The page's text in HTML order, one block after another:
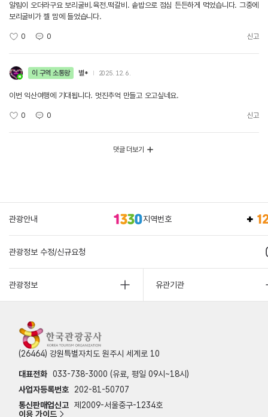
알림이 오더라구요 보리굴비.육전.떡갈비. 솥밥으로 점심 든든하게 먹었습니다. 그중에
보리굴비가 젤 맘에 들었습니다.
0 0 신고
이 구역 소통왕 별* 2025. 12. 6.
이번 익산여행에 기대됩니다. 멋진추억 만들고 오고싶네요.
0 0 신고
댓글 더보기
관광안내 지역번호
관광정보 수정/신규요청
관광정보 유관기관
(26464) 강원특별자치도 원주시 세계로 10
대표전화 033-738-3000 (유료, 평일 09시~18시)
사업자등록번호
202-81-50707
통신판매업신고 제2009-서울중구-1234호
이용 가이드